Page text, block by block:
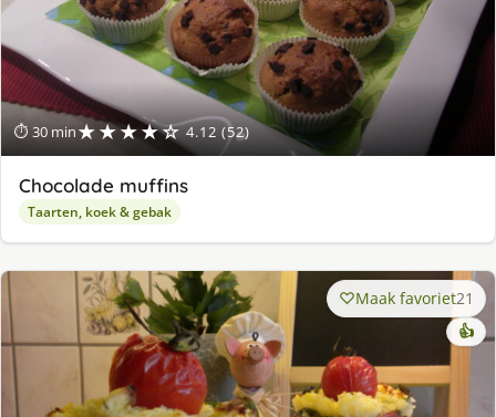
⏱ 30 min★★★★☆ 4.12 (52)
Chocolade muffins
Taarten, koek & gebak
Maak favoriet21
👍